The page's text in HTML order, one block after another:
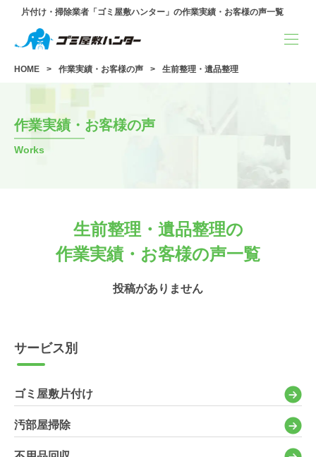
片付け・掃除業者「ゴミ屋敷ハンター」の作業実績・お客様の声一覧
HOME 作業実績・お客様の声 生前整理・遺品整理
作業実績・お客様の声
Works
生前整理・遺品整理の
作業実績・お客様の声一覧
投稿がありません
サービス別
ゴミ屋敷片付け
汚部屋掃除